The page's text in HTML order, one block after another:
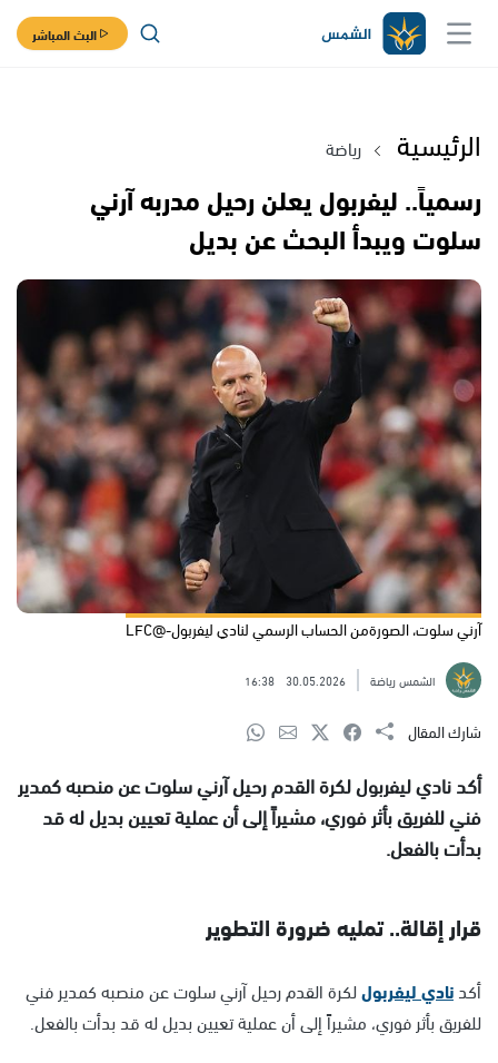
البث المباشر
الرئيسية رياضة
رسمياً.. ليفربول يعلن رحيل مدربه آرني
سلوت ويبدأ البحث عن بديل
آرني سلوت، الصورةمن الحساب الرسمي لنادي ليفربول-@LFC
الشمس رياضة 30.05.2026
16:38
شارك المقال
أكد نادي ليفربول لكرة القدم رحيل آرني سلوت عن منصبه كمدير
فني للفريق بأثر فوري، مشيراً إلى أن عملية تعيين بديل له قد
بدأت بالفعل.
قرار إقالة.. تمليه ضرورة التطوير
أكدنادي ليفربوللكرة القدم رحيل آرني سلوت عن منصبه كمدير فني
للفريق بأثر فوري، مشيراً إلى أن عملية تعيين بديل له قد بدأت بالفعل.